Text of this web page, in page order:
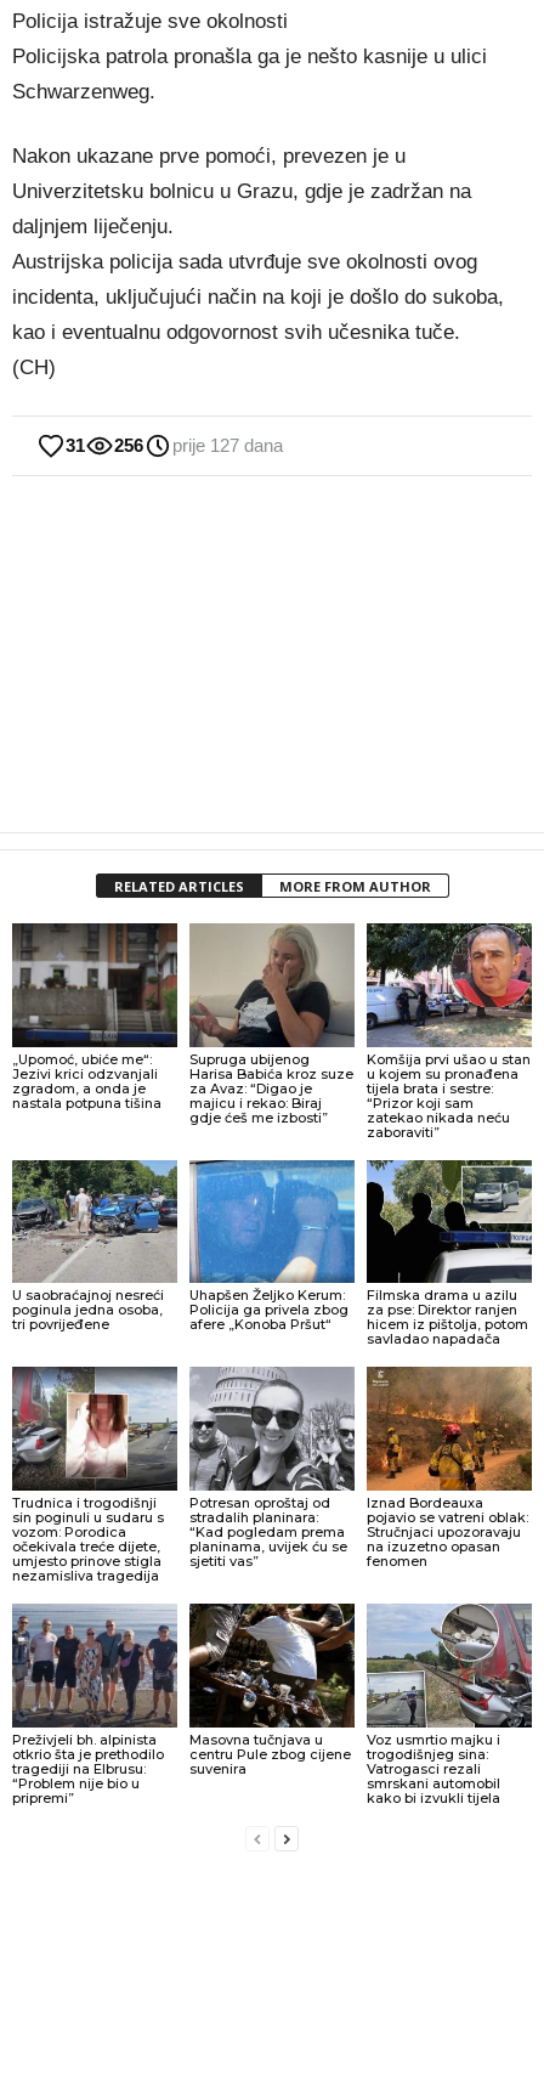
Policija istražuje sve okolnosti
Policijska patrola pronašla ga je nešto kasnije u ulici
Schwarzenweg.
Nakon ukazane prve pomoći, prevezen je u
Univerzitetsku bolnicu u Grazu, gdje je zadržan na
daljnjem liječenju.
Austrijska policija sada utvrđuje sve okolnosti ovog
incidenta, uključujući način na koji je došlo do sukoba,
kao i eventualnu odgovornost svih učesnika tuče.
(CH)
31 256 prije 127 dana
RELATED ARTICLES MORE FROM AUTHOR
„Upomoć, ubiće me“:
Jezivi krici odzvanjali
zgradom, a onda je
nastala potpuna tišina
Supruga ubijenog
Harisa Babića kroz suze
za Avaz: “Digao je
majicu i rekao: Biraj
gdje ćeš me izbosti”
Komšija prvi ušao u stan
u kojem su pronađena
tijela brata i sestre:
“Prizor koji sam
zatekao nikada neću
zaboraviti”
U saobraćajnoj nesreći
poginula jedna osoba,
tri povrijeđene
Uhapšen Željko Kerum:
Policija ga privela zbog
afere „Konoba Pršut“
Filmska drama u azilu
za pse: Direktor ranjen
hicem iz pištolja, potom
savladao napadača
Trudnica i trogodišnji
sin poginuli u sudaru s
vozom: Porodica
očekivala treće dijete,
umjesto prinove stigla
nezamisliva tragedija
Potresan oproštaj od
stradalih planinara:
“Kad pogledam prema
planinama, uvijek ću se
sjetiti vas”
Iznad Bordeauxa
pojavio se vatreni oblak:
Stručnjaci upozoravaju
na izuzetno opasan
fenomen
Preživjeli bh. alpinista
otkrio šta je prethodilo
tragediji na Elbrusu:
“Problem nije bio u
pripremi”
Masovna tučnjava u
centru Pule zbog cijene
suvenira
Voz usmrtio majku i
trogodišnjeg sina:
Vatrogasci rezali
smrskani automobil
kako bi izvukli tijela